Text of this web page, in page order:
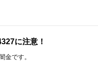
に注意！
金です。